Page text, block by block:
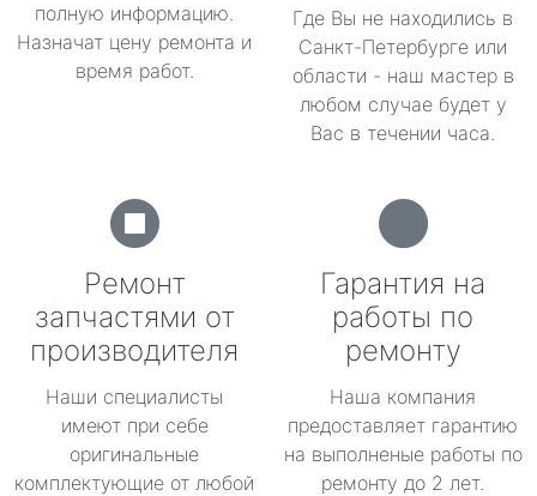
полную информацию.
Назначат цену ремонта и
время работ.
Где Вы не находились в
Санкт-Петербурге или
области - наш мастер в
любом случае будет у
Вас в течении часа.
Ремонт
запчастями от
производителя
Наши специалисты
имеют при себе
оригинальные
комплектующие от любой
Гарантия на
работы по
ремонту
Наша компания
предоставляет гарантию
на выполненые работы по
ремонту до 2 лет.